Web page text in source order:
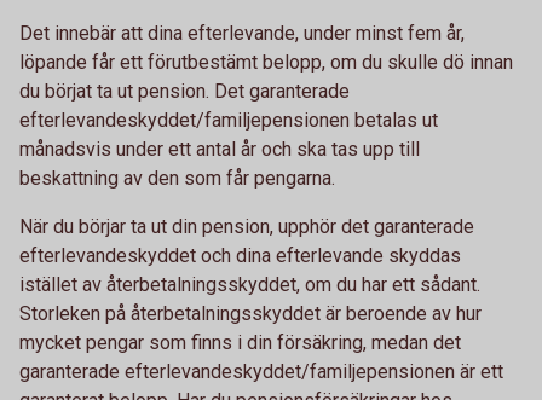
Det innebär att dina efterlevande, under minst fem år,
löpande får ett förutbestämt belopp, om du skulle dö innan
du börjat ta ut pension. Det garanterade
efterlevandeskyddet/familjepensionen betalas ut
månadsvis under ett antal år och ska tas upp till
beskattning av den som får pengarna.
När du börjar ta ut din pension, upphör det garanterade
efterlevandeskyddet och dina efterlevande skyddas
istället av återbetalningsskyddet, om du har ett sådant.
Storleken på återbetalningsskyddet är beroende av hur
mycket pengar som finns i din försäkring, medan det
garanterade efterlevandeskyddet/familjepensionen är ett